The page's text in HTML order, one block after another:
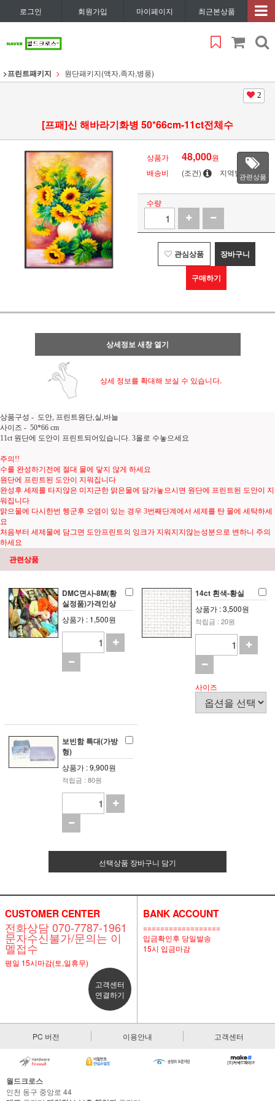
로그인 회원가입 마이페이지 최근본상품
>프린트패키지 원단패키지(액자,족자,병풍)
2
[프패]신 해바라기화병 50*66cm-11ct전체수
상품가 48,000원
배송비
(조건) 지역별관련상품
수량
관심상품 장바구니
구매하기
상세정보 새창 열기
상세 정보를 확대해 보실 수 있습니다.
상품구성 - 도안, 프린트원단,실,바늘
사이즈 - 50*66 cm
11ct 원단에 도안이 프린트되어있습니다. 3올로 수놓으세요
주의!!
수를 완성하기전에 절대 물에 닿지 않게 하세요
원단에 프린트된 도안이 지워집니다
완성후 세제를 타지않은 미지근한 맑은물에 담가놓으시면 원단에 프린트된 도안이 지
워집니다
맑으물에 다시한번 헹군후 오염이 있는 경우 3번째단계에서 세제를 탄 물에 세탁하세
요
처음부터 세제물에 담그면 도안프린트의 잉크가 지워지지않는성분으로 변하니 주의
하세요
관련상품
DMC면사-8M(황
실정품)가격인상
상품가 : 1,500원
14ct 흰색-황실
상품가 : 3,500원
적립금 : 20원
사이즈
보빈함 특대(가방
형)
상품가 : 9,900원
적립금 : 80원
선택상품 장바구니 담기
CUSTOMER CENTER
전화상담 070-7787-1961
문자수신불가/문의는 이
멜접수
평일 15시마감(토,일휴무)
고객센터
연결하기
BANK ACCOUNT
==================
입금확인후 당일발송
15시 입금마감
PC 버전 이용안내 고객센터
월드크로스
인천 동구 중앙로 44